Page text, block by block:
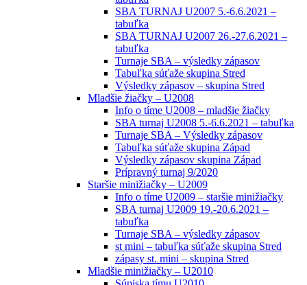
SBA TURNAJ U2007 5.-6.6.2021 –
tabuľka
SBA TURNAJ U2007 26.-27.6.2021 –
tabuľka
Turnaje SBA – výsledky zápasov
Tabuľka súťaže skupina Stred
Výsledky zápasov – skupina Stred
Mladšie žiačky – U2008
Info o tíme U2008 – mladšie žiačky
SBA turnaj U2008 5.-6.6.2021 – tabuľka
Turnaje SBA – Výsledky zápasov
Tabuľka súťaže skupina Západ
Výsledky zápasov skupina Západ
Prípravný turnaj 9/2020
Staršie minižiačky – U2009
Info o tíme U2009 – staršie minižiačky
SBA turnaj U2009 19.-20.6.2021 –
tabuľka
Turnaje SBA – výsledky zápasov
st mini – tabuľka súťaže skupina Stred
zápasy st. mini – skupina Stred
Mladšie minižiačky – U2010